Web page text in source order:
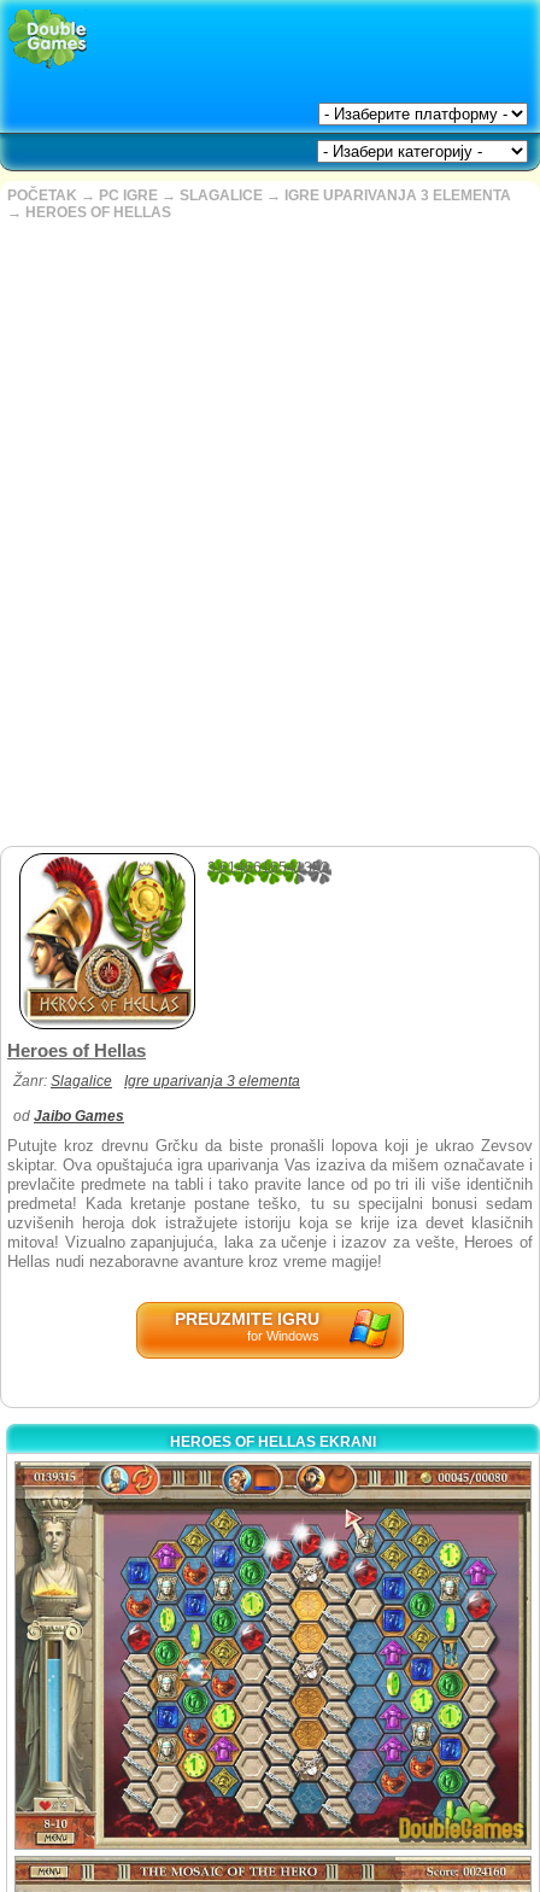
POČETAK → PC IGRE → SLAGALICE → IGRE UPARIVANJA 3 ELEMENTA
→ HEROES OF HELLAS
3.6146616541353
Heroes of Hellas
Žanr: Slagalice Igre uparivanja 3 elementa
od Jaibo Games
Putujte kroz drevnu Grčku da biste pronašli lopova koji je ukrao Zevsov
skiptar. Ova opuštajuća igra uparivanja Vas izaziva da mišem označavate i
prevlačite predmete na tabli i tako pravite lance od po tri ili više identičnih
predmeta! Kada kretanje postane teško, tu su specijalni bonusi sedam
uzvišenih heroja dok istražujete istoriju koja se krije iza devet klasičnih
mitova! Vizualno zapanjujuća, laka za učenje i izazov za vešte, Heroes of
Hellas nudi nezaboravne avanture kroz vreme magije!
PREUZMITE IGRU
for Windows
HEROES OF HELLAS EKRANI